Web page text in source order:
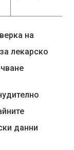
на
лекарско
данни